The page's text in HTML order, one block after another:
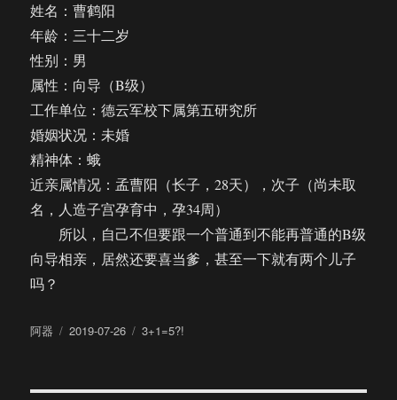
姓名：曹鹤阳
年龄：三十二岁
性别：男
属性：向导（B级）
工作单位：德云军校下属第五研究所
婚姻状况：未婚
精神体：蛾
近亲属情况：孟曹阳（长子，28天），次子（尚未取
名，人造子宫孕育中，孕34周）
所以，自己不但要跟一个普通到不能再普通的B级
向导相亲，居然还要喜当爹，甚至一下就有两个儿子
吗？
作
阿器
发
2019-07-26
分
3+1=5?!